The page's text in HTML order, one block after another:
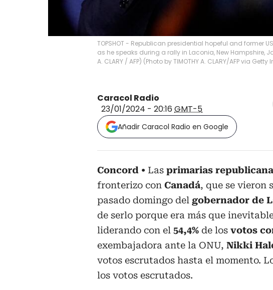
TOPSHOT - Republican presidential hopeful and former
as he speaks during a rally in Laconia, New Hampshire,
A. CLARY / AFP) (Photo by TIMOTHY A. CLARY/AFP via
Caracol Radio
23/01/2024 - 20:16 GMT-5
Añadir Caracol Radio en Google
Concord Las primarias
fronterizo con Canadá, que se vieron
pasado domingo del gobernador de
de serlo porque era más que
liderando con el 54,4% de los votos
exembajadora ante la ONU, Nikki
votos escrutados hasta el momento.
los votos escrutados.